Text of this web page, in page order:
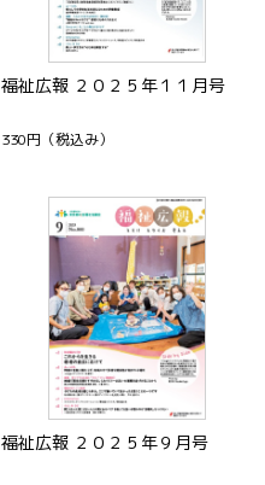
福祉広報 ２０２５年１１月号
330円 （税込み）
福祉広報 ２０２５年９月号